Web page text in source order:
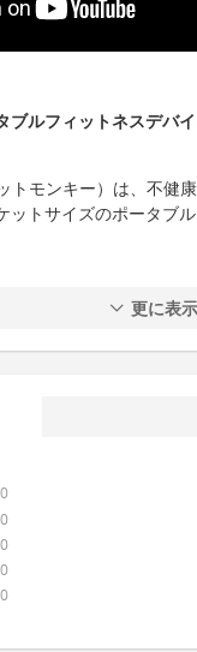
ブルフィットネスデバ
トモンキー）は、不健
ットサイズのポータブ
更に表示
0
0
0
0
0